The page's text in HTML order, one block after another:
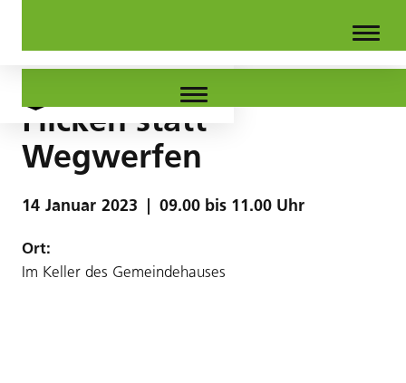
Flicken statt
Wegwerfen
14 Januar 2023 09.00 bis 11.00 Uhr
Ort:
Im Keller des Gemeindehauses